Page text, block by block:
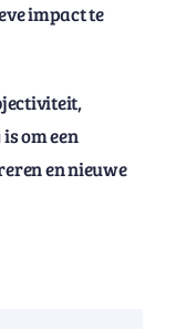
impact te
om een
en nieuwe